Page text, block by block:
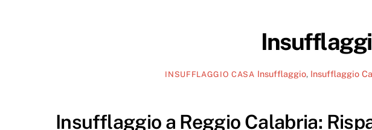
INSUFFLAGGIO CASA Insufflaggio, Insufflaggio
Insufflaggio a Reggio Calabria: